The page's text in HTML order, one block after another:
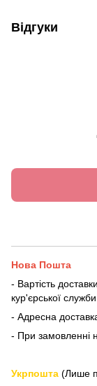
Відгуки
Нова Пошта
- Вартість
кур'єрської
- Адресна
- При замовленні
Укрпошта (Лише